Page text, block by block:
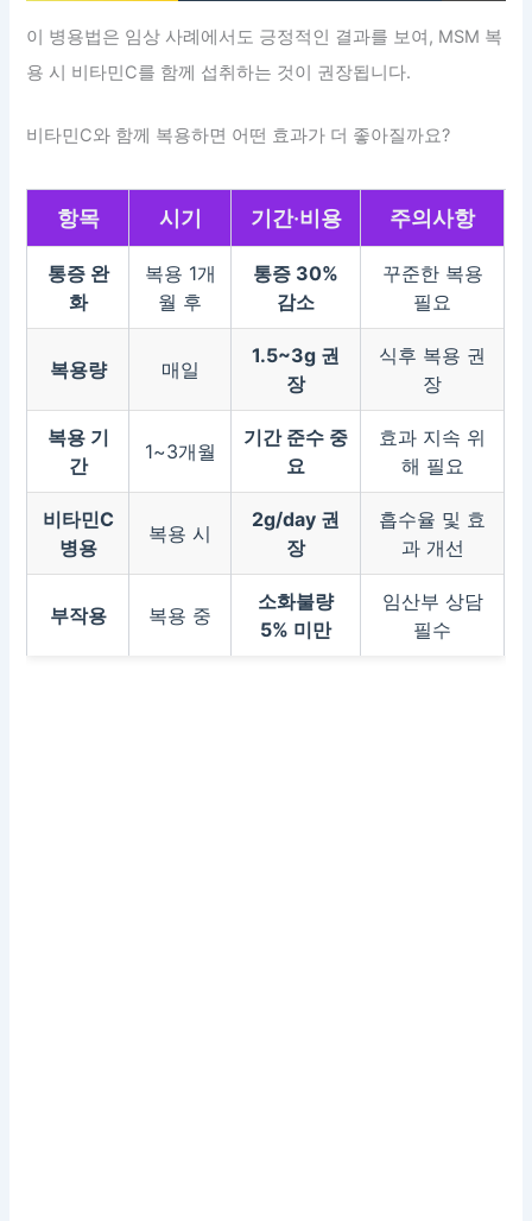
이 병용법은 임상 사례에서도 긍정적인 결과를 보여, MSM 복
용 시 비타민C를 함께 섭취하는 것이 권장됩니다.
비타민C와 함께 복용하면 어떤 효과가 더 좋아질까요?
항목 시기 기간·비용 주의사항
통증 완
화
복용 1개
월 후
통증 30%
감소
꾸준한 복용
필요
복용량 매일
1.5~3g 권
장
식후 복용 권
장
복용 기
간
1~3개월
기간 준수 중
요
효과 지속 위
해 필요
비타민C
병용
복용 시
2g/day 권
장
흡수율 및 효
과 개선
부작용 복용 중
소화불량
5% 미만
임산부 상담
필수